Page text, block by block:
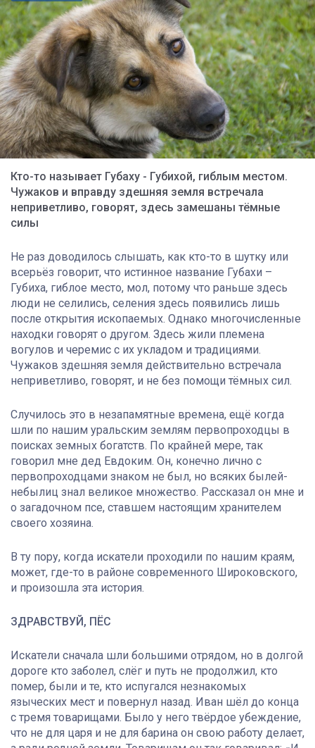
Кто-то называет Губаху - Губихой, гиблым местом.
Чужаков и вправду здешняя земля встречала
неприветливо, говорят, здесь замешаны тёмные
силы
Не раз доводилось слышать, как кто-то в шутку или
всерьёз говорит, что истинное название Губахи –
Губиха, гиблое место, мол, потому что раньше здесь
люди не селились, селения здесь появились лишь
после открытия ископаемых. Однако многочисленные
находки говорят о другом. Здесь жили племена
вогулов и черемис с их укладом и традициями.
Чужаков здешняя земля действительно встречала
неприветливо, говорят, и не без помощи тёмных сил.
Случилось это в незапамятные времена, ещё когда
шли по нашим уральским землям первопроходцы в
поисках земных богатств. По крайней мере, так
говорил мне дед Евдоким. Он, конечно лично с
первопроходцами знаком не был, но всяких былей-
небылиц знал великое множество. Рассказал он мне и
о загадочном псе, ставшем настоящим хранителем
своего хозяина.
В ту пору, когда искатели проходили по нашим краям,
может, где-то в районе современного Широковского,
и произошла эта история.
ЗДРАВСТВУЙ, ПЁС
Искатели сначала шли большими отрядом, но в долгой
дороге кто заболел, слёг и путь не продолжил, кто
помер, были и те, кто испугался незнакомых
языческих мест и повернул назад. Иван шёл до конца
с тремя товарищами. Было у него твёрдое убеждение,
что не для царя и не для барина он свою работу делает,